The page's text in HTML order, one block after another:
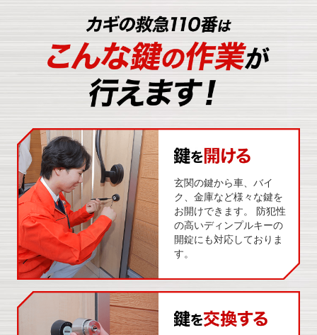
玄関の鍵から車、バイ
ク、金庫など様々な鍵を
お開けできます。 防犯性
の高いディンプルキーの
開錠にも対応しておりま
す。